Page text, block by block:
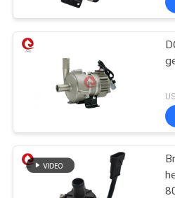
FABRIEKSTOCHT
CONTACT
MET